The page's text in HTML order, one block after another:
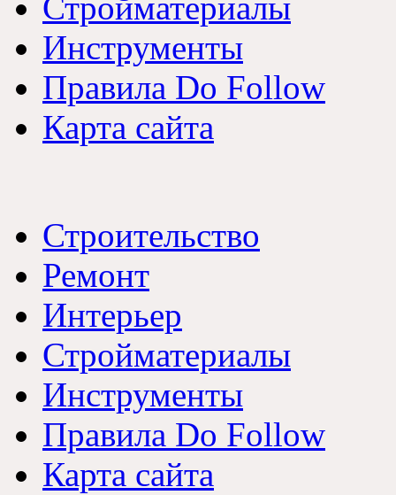
Стройматериалы
Инструменты
Правила Do Follow
Карта сайта
Строительство
Ремонт
Интерьер
Стройматериалы
Инструменты
Правила Do Follow
Карта сайта